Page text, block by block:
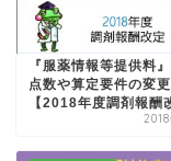
『服薬情報等提供料
点数や算定要件の変
【2018年度調剤報酬